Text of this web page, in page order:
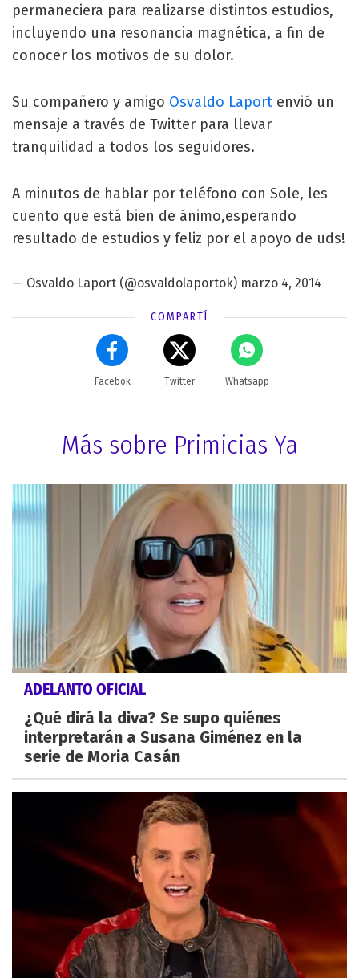
permaneciera para realizarse distintos estudios,
incluyendo una resonancia magnética, a fin de
conocer los motivos de su dolor.
Su compañero y amigo Osvaldo Laport envió un
mensaje a través de Twitter para llevar
tranquilidad a todos los seguidores.
A minutos de hablar por teléfono con Sole, les
cuento que está bien de ánimo,esperando
resultado de estudios y feliz por el apoyo de uds!
— Osvaldo Laport (@osvaldolaportok) marzo 4, 2014
COMPARTÍ
Facebok Twitter Whatsapp
Más sobre Primicias Ya
ADELANTO OFICIAL
¿Qué dirá la diva? Se supo quiénes
interpretarán a Susana Giménez en la
serie de Moria Casán